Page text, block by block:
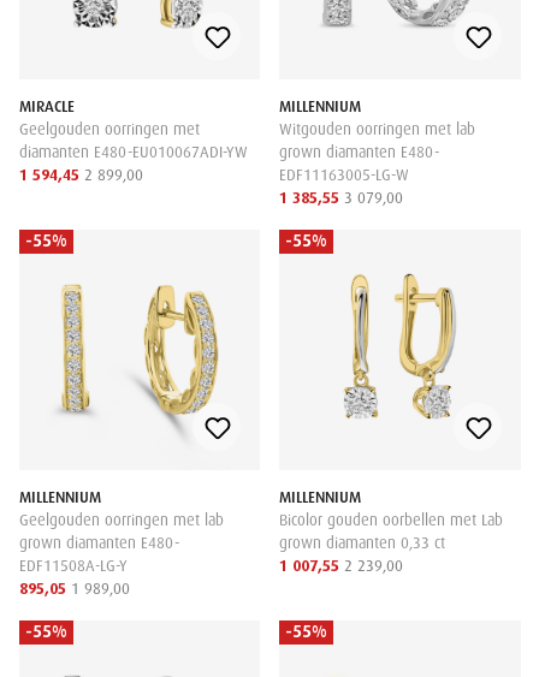
MIRACLE
Geelgouden oorringen met
diamanten E480-EU010067ADI-YW
1 594,45 2 899,00
MILLENNIUM
Witgouden oorringen met lab
grown diamanten E480-
EDF11163005-LG-W
1 385,55 3 079,00
-55%
MILLENNIUM
Geelgouden oorringen met lab
grown diamanten E480-
EDF11508A-LG-Y
895,05 1 989,00
-55%
MILLENNIUM
Bicolor gouden oorbellen met Lab
grown diamanten 0,33 ct
1 007,55 2 239,00
-55% -55%